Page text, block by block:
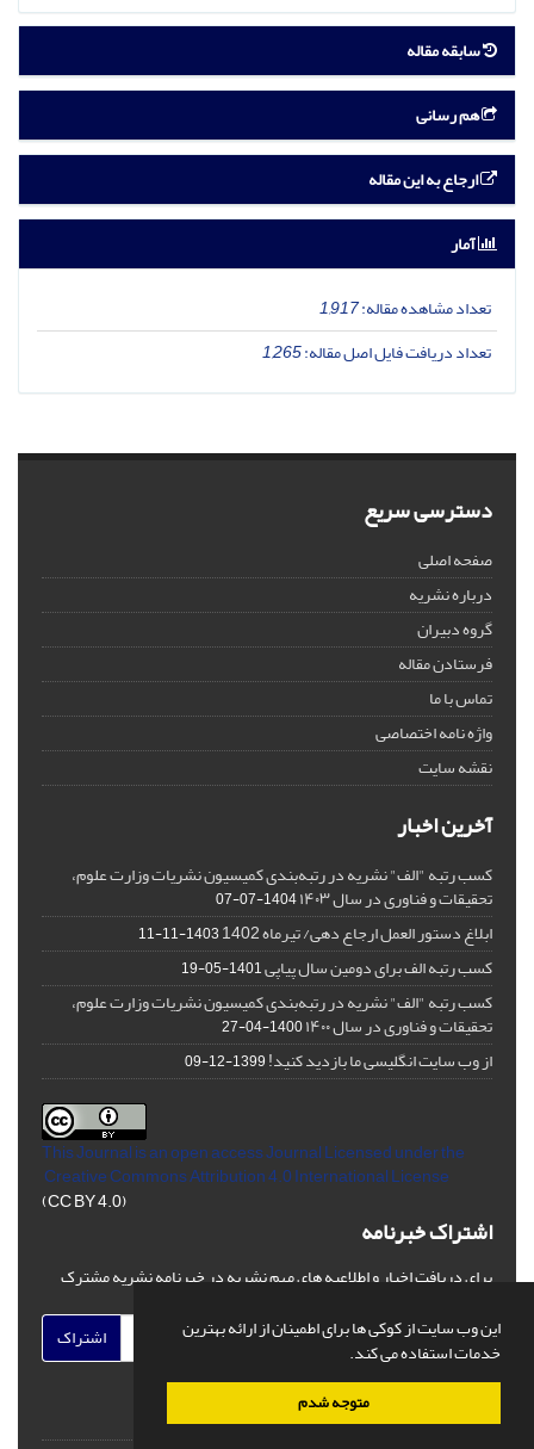
این وب سایت از کوکی ها برای اطمینان از ارائه بهترین
خدمات استفاده می کند.
متوجه شدم
سابقه مقاله
هم رسانی
ارجاع به این مقاله
آمار
تعداد مشاهده مقاله:1,917
تعداد دریافت فایل اصل مقاله:1,265
دسترسی سریع
صفحه اصلی
درباره نشریه
گروه دبیران
فرستادن مقاله
تماس با ما
واژه نامه اختصاصی
نقشه سایت
آخرین اخبار
کسب رتبه "الف" نشریه در رتبه‌بندی کمیسیون نشریات وزارت علوم،
تحقیقات و فناوری در سال ۱۴۰۳ 1404-07-07
ابلاغ دستور العمل ارجاع دهی/ تیرماه 1402 1403-11-11
کسب رتبه الف برای دومین سال پیاپی1401-05-19
کسب رتبه "الف" نشریه در رتبه‌بندی کمیسیون نشریات وزارت علوم،
تحقیقات و فناوری در سال ۱۴۰۰ 1400-04-27
از وب سایت انگلیسی ما بازدید کنید!1399-12-09
This Journal is an open access Journal Licensedunder the
Creative Commons Attribution 4.0 International License
(CC BY 4.0)
اشتراک خبرنامه
برای دریافت اخبار و اطلاعیه های مهم نشریه در خبرنامه نشریه مشترک
اشتراک